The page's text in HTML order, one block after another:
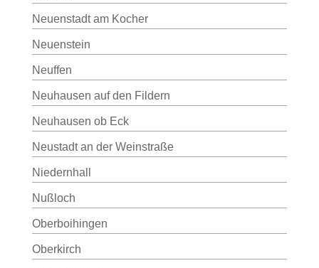
Neuenstadt am Kocher
Neuenstein
Neuffen
Neuhausen auf den Fildern
Neuhausen ob Eck
Neustadt an der Weinstraße
Niedernhall
Nußloch
Oberboihingen
Oberkirch